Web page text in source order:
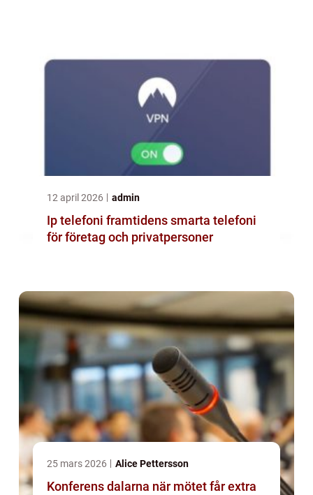
12 april 2026 admin
Ip telefoni framtidens smarta telefoni
för företag och privatpersoner
25 mars 2026 Alice Pettersson
Konferens dalarna när mötet får extra